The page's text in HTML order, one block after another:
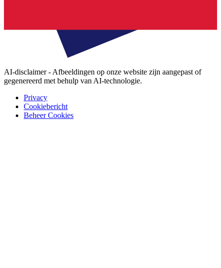
AI-disclaimer - Afbeeldingen op onze website zijn aangepast of
gegenereerd met behulp van AI-technologie.
Privacy
Cookiebericht
Beheer Cookies